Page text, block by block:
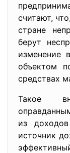
считают,
стране
берут
изменение
объектом
средствах
Такое
из доходов
источник